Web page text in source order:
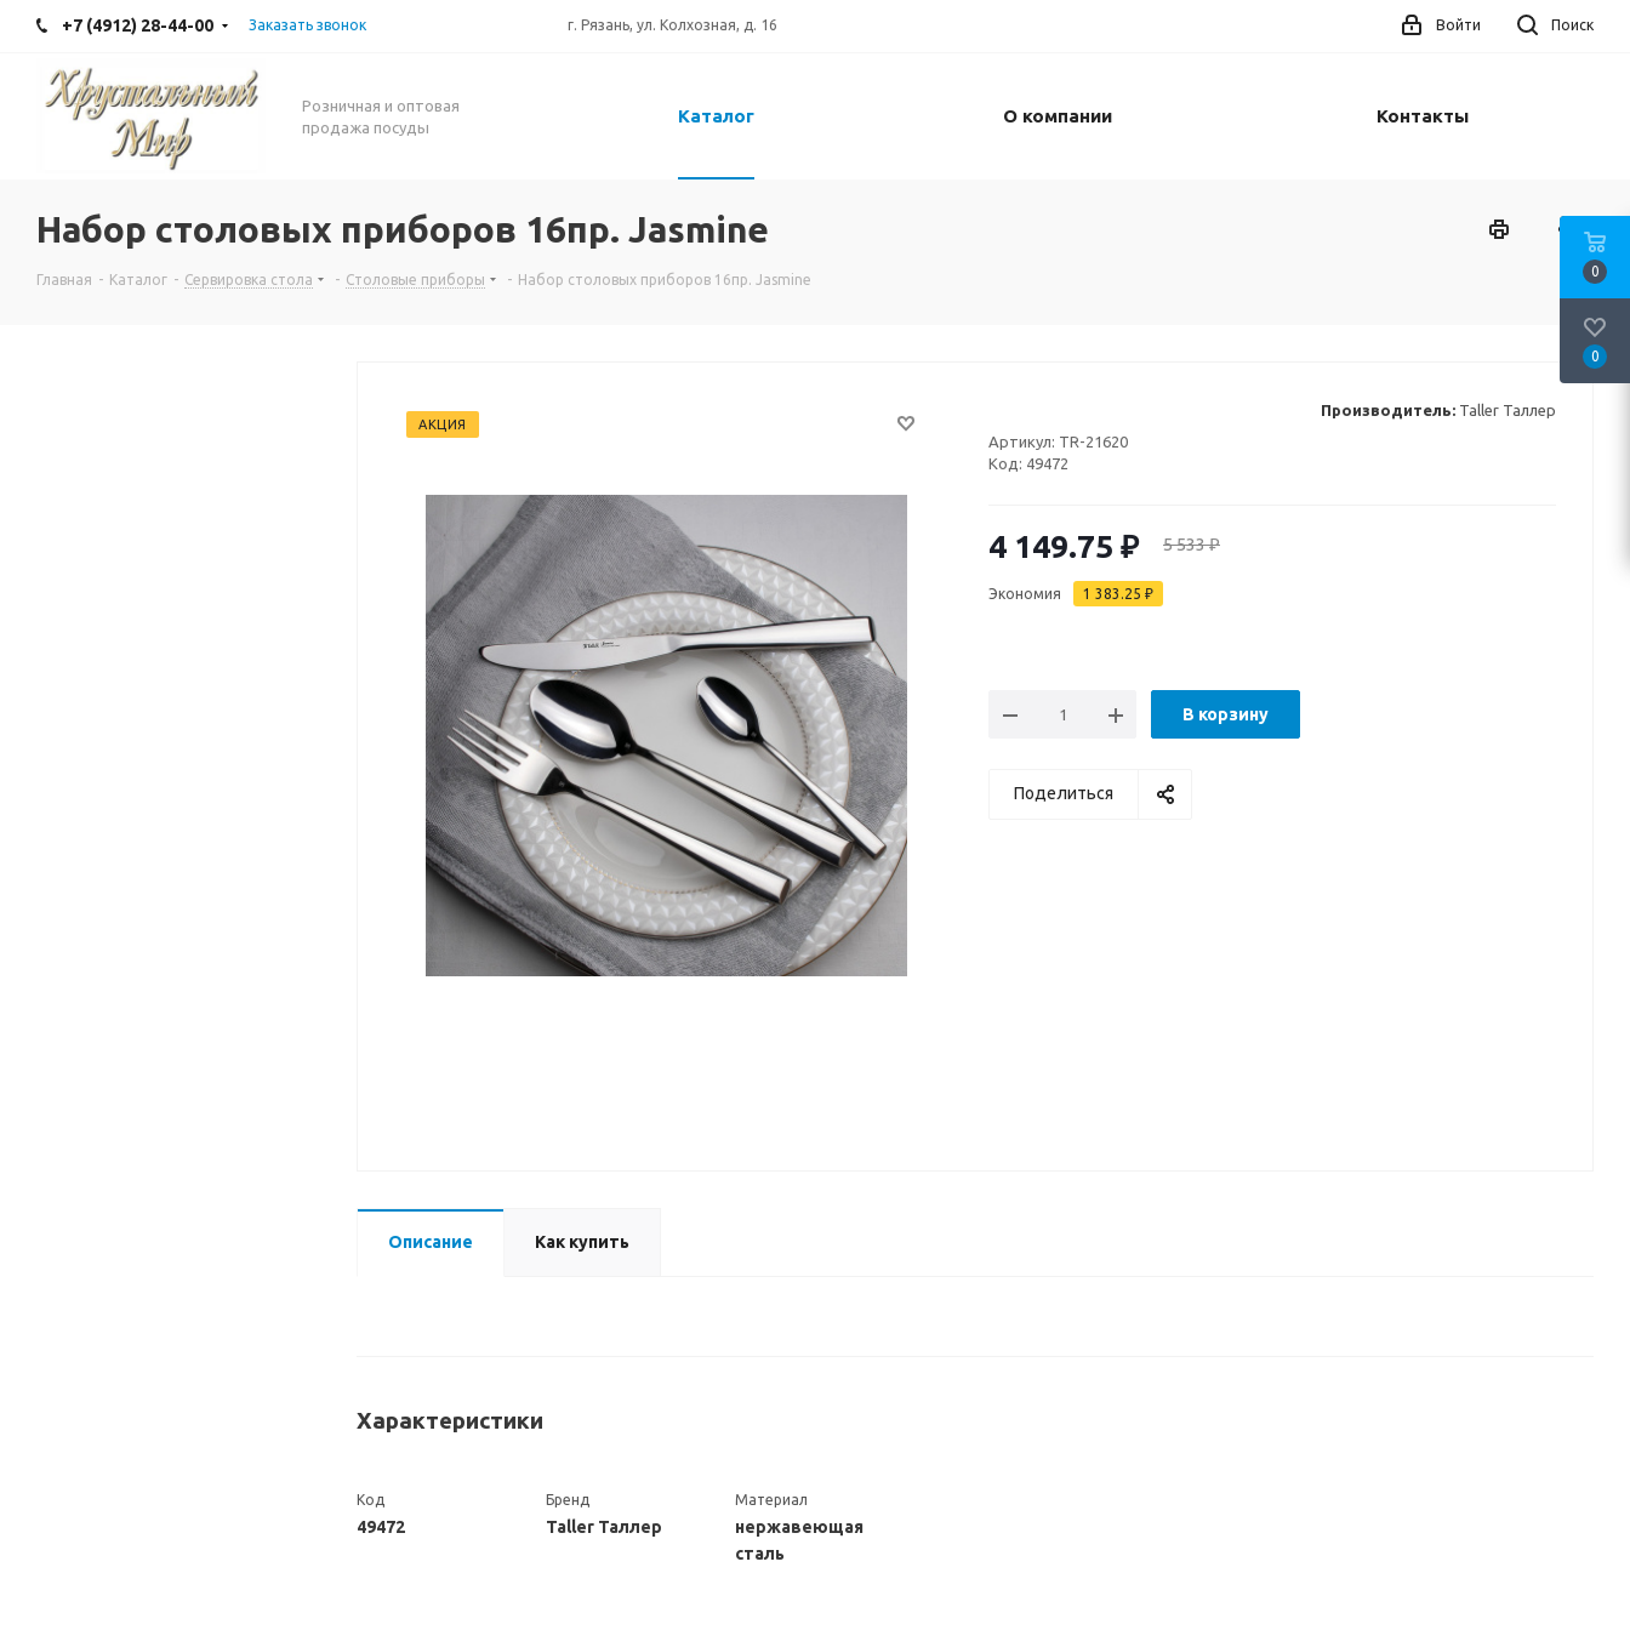
+7 (4912) 28-44-00 Заказать звонок г. Рязань, ул. Колхозная, д. 16 Поиск
Войти
Розничная и оптовая
продажа посуды
Каталог О компании Контакты
Набор столовых приборов 16пр. Jasmine
Главная - Каталог - Сервировка стола - Столовые приборы - Набор столовых приборов 16пр. Jasmine
АКЦИЯ
Производитель: Taller Таллер
Артикул: TR-21620
Код: 49472
4 149.75 ₽ 5 533₽
Экономия 1 383.25 ₽
В корзину
Поделиться
Описание Как купить
Характеристики
Код
49472
Бренд
Taller Таллер
Материал
нержавеющая
сталь
0
0